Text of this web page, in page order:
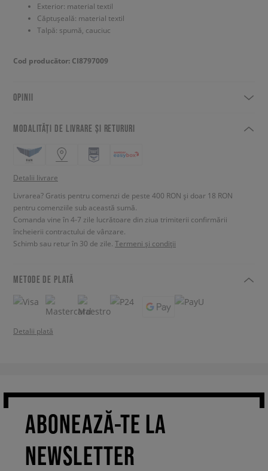
Exterior: material textil
Căptușeală: material textil
Talpă: spumă, cauciuc
Cod producător: CI8797009
OPINII
MODALITĂȚI DE LIVRARE ȘI RETURURI
Detalii livrare
Livrarea? Gratis pentru comenzi de peste 400 RON și doar 18 RON
pentru comenziile sub această sumă.
Comanda vine în 4-7 zile lucrătoare din ziua trimiterii confirmării
încheierii contractului de vânzare.
Schimb sau retur în 30 de zile. Termeni și condiții
METODE DE PLATĂ
Detalii plată
ABONEAZĂ-TE LA
NEWSLETTER